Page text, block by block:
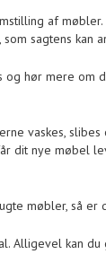
af
sagtens kan
og hør mere om
vaskes,
dit nye møbel
møbler, så er
Alligevel kan